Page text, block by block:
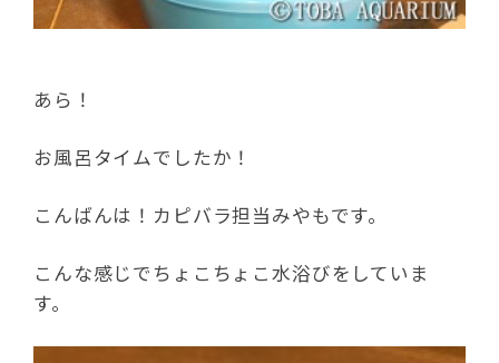
あら！
お風呂タイムでしたか！
こんばんは！カピバラ担当みやもです。
こんな感じでちょこちょこ水浴びをしていま
す。